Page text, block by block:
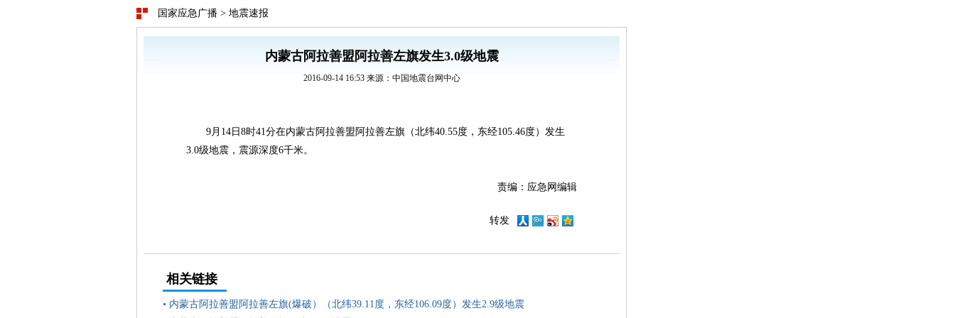
国家应急广播 > 地震速报
内蒙古阿拉善盟阿拉善左旗发生3.0级地震
2016-09-14 16:53 来源：中国地震台网中心
9月14日8时41分在内蒙古阿拉善盟阿拉善左旗（北纬40.55度，东经105.46度）发生
3.0级地震，震源深度6千米。
责编：应急网编辑
转发
相关链接
• 内蒙古阿拉善盟阿拉善左旗(爆破）（北纬39.11度，东经106.09度）发生2.9级地震